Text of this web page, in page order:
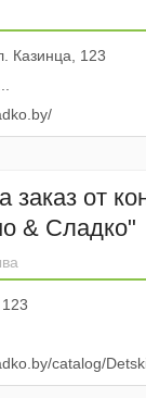
Казинца, 123
заказ от
& Сладко"
catalog/